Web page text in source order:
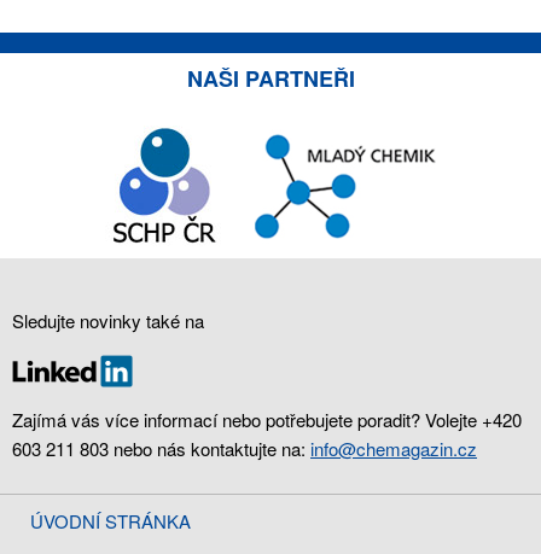
NAŠI PARTNEŘI
Sledujte novinky také na
Zajímá vás více informací nebo potřebujete poradit? Volejte +420
603 211 803 nebo nás kontaktujte na: info@chemagazin.cz
ÚVODNÍ STRÁNKA